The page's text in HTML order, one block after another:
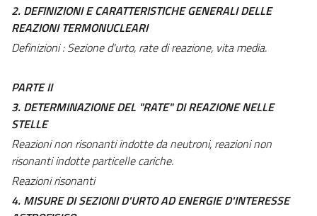
2. DEFINIZIONI E CARATTERISTICHE GENERALI DELLE
REAZIONI TERMONUCLEARI
Definizioni : Sezione d'urto, rate di reazione, vita media.
PARTE II
3. DETERMINAZIONE DEL "RATE" DI REAZIONE NELLE
STELLE
Reazioni non risonanti indotte da neutroni, reazioni non
risonanti indotte particelle cariche.
Reazioni risonanti
4. MISURE DI SEZIONI D'URTO AD ENERGIE D'INTERESSE